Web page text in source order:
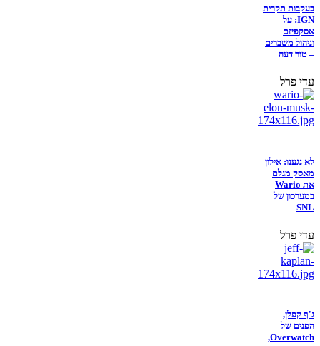
בעקבות תקרית
IGN: על
אסקפיזם
וניהול משברים
– טור דעה
עדי פרל
לא נגענו: אילון
מאסק מגלם
את Wario
במערכון של
SNL
עדי פרל
ג'ף קפלן,
הפנים של
Overwatch,